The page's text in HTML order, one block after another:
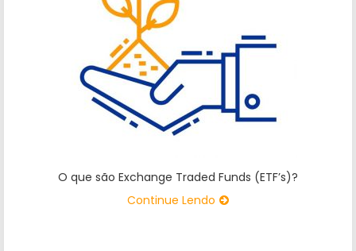
O que são Exchange Traded Funds (ETF’s)?
Continue Lendo